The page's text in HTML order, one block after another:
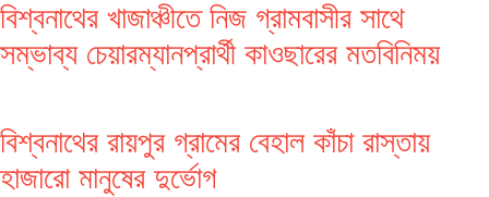
বিশ্বনাথের খাজাঞ্চীতে নিজ গ্রামবাসীর সাথে
সম্ভাব্য চেয়ারম্যানপ্রার্থী কাওছারের মতবিনিময়
বিশ্বনাথের রায়পুর গ্রামের বেহাল কাঁচা রাস্তায়
হাজারো মানুষের দুর্ভোগ